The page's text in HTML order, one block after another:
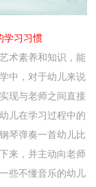
习习惯
术素养和知识，能
中，对于幼儿来说
现与老师之间直接
儿在学习过程中的
琴弹奏一首幼儿比
来，并主动向老师
些不懂音乐的幼儿